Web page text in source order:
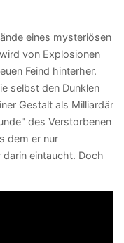
eines mysteriösen
von Explosionen
Feind hinterher.
selbst den Dunklen
Gestalt als Milliardär
des Verstorbenen
dem er nur
eintaucht. Doch